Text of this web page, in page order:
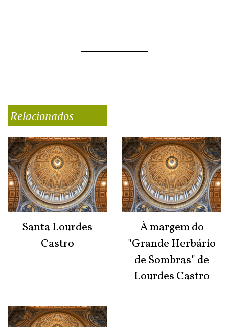
Relacionados
Santa Lourdes
Castro
À margem do
"Grande Herbário
de Sombras" de
Lourdes Castro